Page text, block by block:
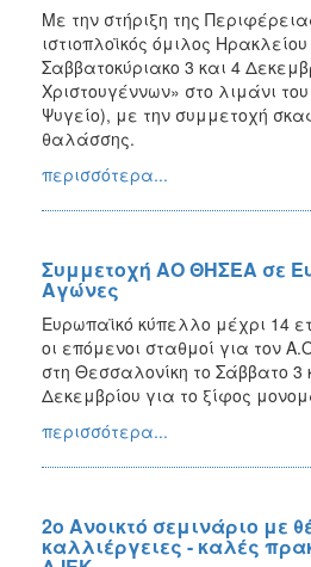
Με την στήριξη της
ιστιοπλοϊκός όμιλος
Σαββατοκύριακο 3 και 4
Χριστουγέννων» στο λιμάνι
Ψυγείο), με την συμμετοχή
θαλάσσης.
περισσότερα...
Συμμετοχή ΑΟ ΘΗΣΕΑ σε
Αγώνες
Ευρωπαϊκό κύπελλο μέχρι 14
οι επόμενοι σταθμοί για τον
στη Θεσσαλονίκη το Σάββατο 3
Δεκεμβρίου για το ξίφος
περισσότερα...
2ο Ανοικτό σεμινάριο με
καλλιέργειες - καλές